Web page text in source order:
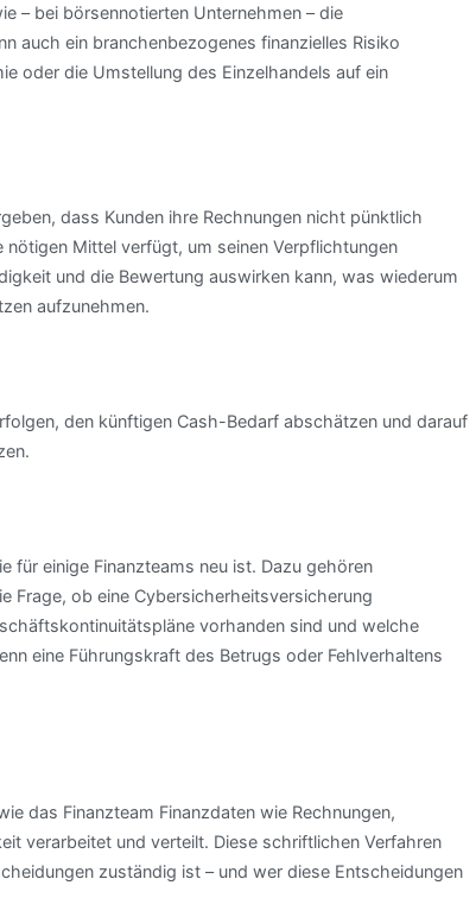
– bei börsennotierten Unternehmen – die
auch ein branchenbezogenes finanzielles Risiko
oder die Umstellung des Einzelhandels auf ein
dass Kunden ihre Rechnungen nicht pünktlich
Mittel verfügt, um seinen Verpflichtungen
und die Bewertung auswirken kann, was wiederum
aufzunehmen.
den künftigen Cash-Bedarf abschätzen und darauf
für einige Finanzteams neu ist. Dazu gehören
Frage, ob eine Cybersicherheitsversicherung
vorhanden sind und welche
eine Führungskraft des Betrugs oder Fehlverhaltens
das Finanzteam Finanzdaten wie Rechnungen,
verarbeitet und verteilt. Diese schriftlichen Verfahren
zuständig ist – und wer diese Entscheidungen